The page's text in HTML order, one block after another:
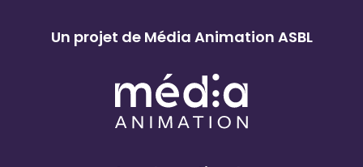
Un projet de Média Animation ASBL